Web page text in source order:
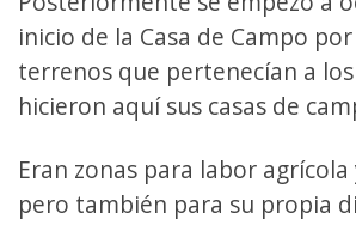
inicio de la Casa de Campo
terrenos que pertenecían a
hicieron aquí sus casas de
Eran zonas para labor
pero también para su propia